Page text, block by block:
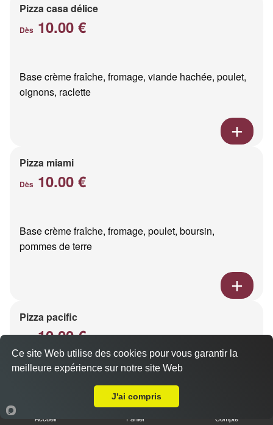
Pizza casa délice
Dès 10.00 €
Base crème fraîche, fromage, viande hachée, poulet,
oignons, raclette
Pizza miami
Dès 10.00 €
Base crème fraîche, fromage, poulet, boursin,
pommes de terre
Pizza pacific
Dès10.00 €
Base crème fraîche, fromage, saumon fumé
Accueil Panier Compte
Ce site Web utilise des cookies pour vous garantir la
meilleure expérience sur notre site Web
J'ai compris